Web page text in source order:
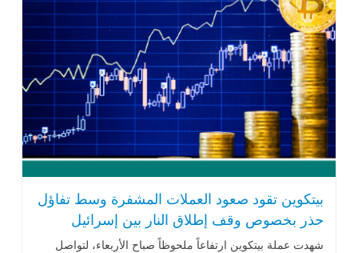
بيتكوين تقود صعود العملات المشفرة وسط تفاؤل
حذر بخصوص وقف إطلاق النار بين إسرائيل
وإيران
شهدت عملة بيتكوين ارتفاعاً ملحوظاً صباح الأربعاء، لتواصل